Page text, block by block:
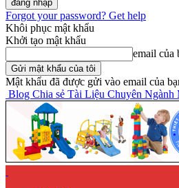
Forgot your password? Get help
Khôi phục mật khẩu
Khởi tạo mật khẩu
email của
Mật khẩu đã được gửi vào email của
Blog Chia sẻ Tài Liệu Chuyên Ngành